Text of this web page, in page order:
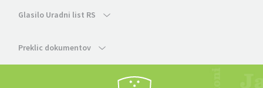
Glasilo Uradni list RS
Preklic dokumentov